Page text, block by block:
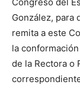
González, para
remita a este
la
de la Rectora o